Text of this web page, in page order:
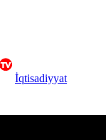
İqtisadiyyat